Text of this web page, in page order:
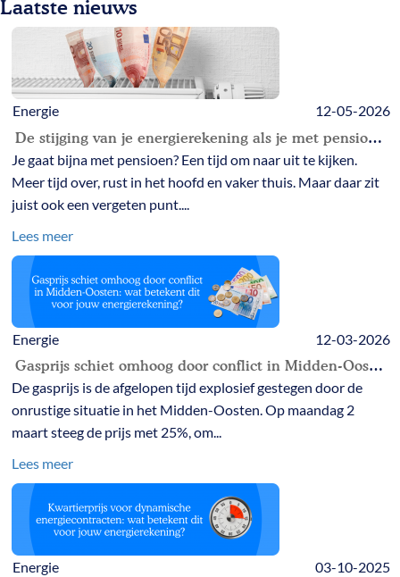
Laatste nieuws
Energie 12-05-2026
De stijging van je energierekening als je met pensioen gaat
Je gaat bijna met pensioen? Een tijd om naar uit te kijken.
Meer tijd over, rust in het hoofd en vaker thuis. Maar daar zit
juist ook een vergeten punt....
Lees meer
Energie 12-03-2026
Gasprijs schiet omhoog door conflict in Midden-Oosten: wat betekent dit voor jouw energierekening?
De gasprijs is de afgelopen tijd explosief gestegen door de
onrustige situatie in het Midden-Oosten. Op maandag 2
maart steeg de prijs met 25%, om...
Lees meer
Energie 03-10-2025